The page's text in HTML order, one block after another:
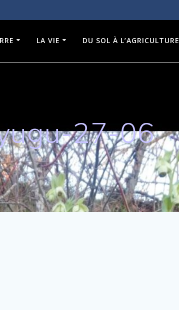
LA VIE DU SOL À L’AGRICULTURE
27-06